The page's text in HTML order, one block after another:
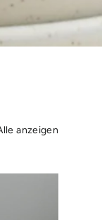
anzeigen